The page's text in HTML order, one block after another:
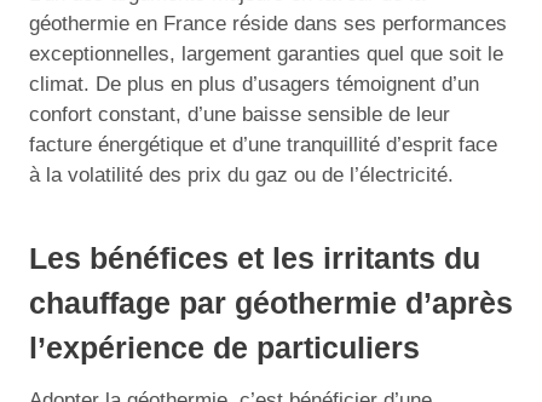
géothermie en France réside dans ses performances
exceptionnelles, largement garanties quel que soit le
climat. De plus en plus d’usagers témoignent d’un
confort constant, d’une baisse sensible de leur
facture énergétique et d’une tranquillité d’esprit face
à la volatilité des prix du gaz ou de l’électricité.
Les bénéfices et les irritants du
chauffage par géothermie d’après
l’expérience de particuliers